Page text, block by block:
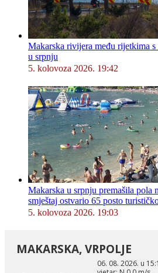
Makarska rivijera među rijetkima
u srpnju
5. kolovoza 2026. 19:42
Makarska u srpnju premašila pola
smještaj ostvario 65 posto
5. kolovoza 2026. 19:03